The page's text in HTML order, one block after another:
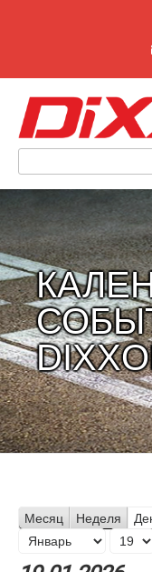
Месяц Неделя
Месяц
День
Год